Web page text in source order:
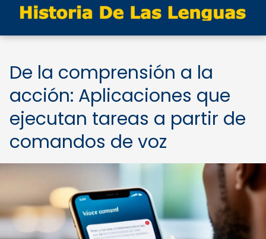
De la comprensión a la
acción: Aplicaciones que
ejecutan tareas a partir de
comandos de voz